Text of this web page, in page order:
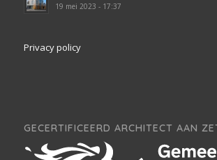
19 mei 2023 - 17:37
Privacy policy
GECERTIFICEERD ARCHITECT AAN